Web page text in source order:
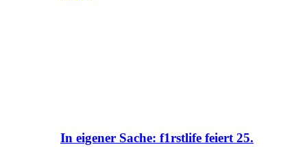
In eigener Sache: f1rstlife feiert 25.